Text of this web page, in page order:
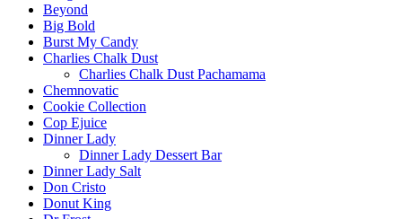
Beyond
Big Bold
Burst My Candy
Charlies Chalk Dust
Charlies Chalk Dust Pachamama
Chemnovatic
Cookie Collection
Cop Ejuice
Dinner Lady
Dinner Lady Dessert Bar
Dinner Lady Salt
Don Cristo
Donut King